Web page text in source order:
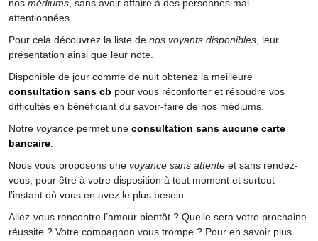
nos médiums, sans avoir affaire à des personnes mal
attentionnées.
Pour cela découvrez la liste de nos voyants disponibles, leur
présentation ainsi que leur note.
Disponible de jour comme de nuit obtenez la meilleure
consultation sans cb pour vous réconforter et résoudre vos
difficultés en bénéficiant du savoir-faire de nos médiums.
Notre voyance permet une consultation sans aucune carte
bancaire.
Nous vous proposons une voyance sans attente et sans rendez-
vous, pour être à votre disposition à tout moment et surtout
l’instant où vous en avez le plus besoin.
Allez-vous rencontre l’amour bientôt ? Quelle sera votre prochaine
réussite ? Votre compagnon vous trompe ? Pour en savoir plus